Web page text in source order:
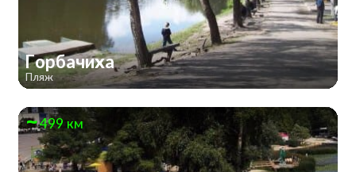
Горбачиха
Пляж
499 км